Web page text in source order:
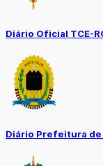
Diário Oficial TCE-
Diário Prefeitura